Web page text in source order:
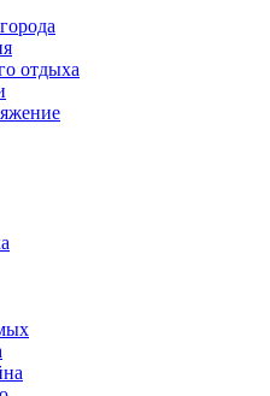
отдыха